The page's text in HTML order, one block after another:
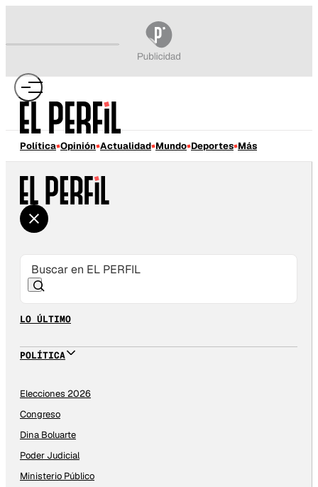
Política Opinión Actualidad Mundo Deportes Más
LO ÚLTIMO
POLÍTICA
Elecciones 2026
Congreso
Dina Boluarte
Poder Judicial
Ministerio Público